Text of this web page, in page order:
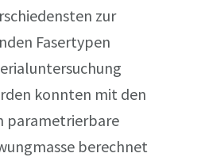
zur
Fasertypen
konnten mit den
parametrierbare
berechnet